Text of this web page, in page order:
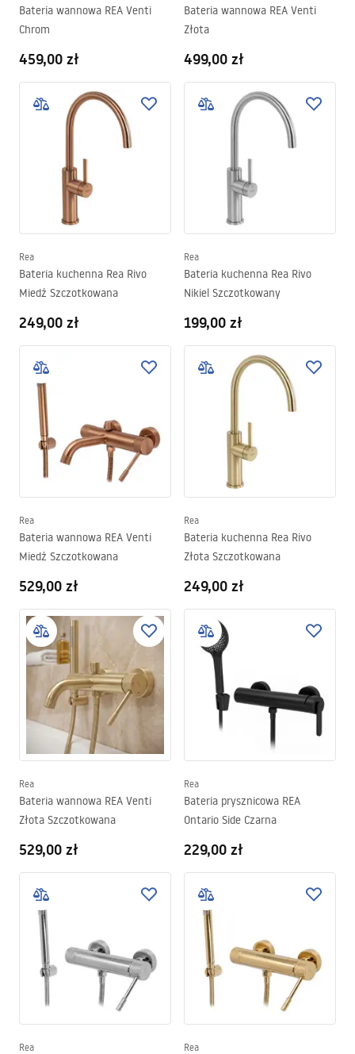
Bateria wannowa REA Venti
Chrom
459,00 zł
Bateria wannowa REA Venti
Złota
499,00 zł
Rea
Bateria kuchenna Rea Rivo
Miedź Szczotkowana
249,00 zł
Rea
Bateria kuchenna Rea Rivo
Nikiel Szczotkowany
199,00 zł
Rea
Bateria wannowa REA Venti
Miedź Szczotkowana
529,00 zł
Rea
Bateria kuchenna Rea Rivo
Złota Szczotkowana
249,00 zł
Rea
Bateria wannowa REA Venti
Złota Szczotkowana
529,00 zł
Rea
Bateria prysznicowa REA
Ontario Side Czarna
229,00 zł
Rea Rea